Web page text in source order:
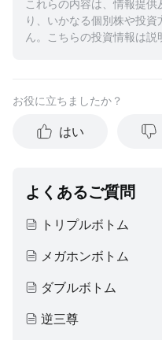
これらの内容は、情報提
り、いかなる個別株や投
ん。こちらの投資情報は
バイスではありません。投
願いいたします。過去の
真実性、完全性、正確性
ついて、何の表明や保証も
お役に立ちましたか？
はい
よくあるご質問
トリプルボトム
メガホンボトム
ダブルボトム
逆三尊